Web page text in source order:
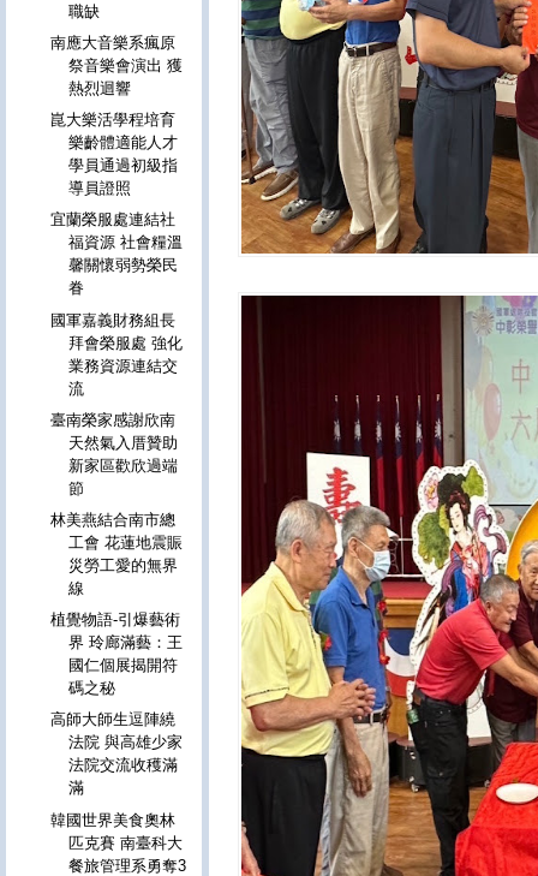
職缺
南應大音樂系瘋原
祭音樂會演出 獲
熱烈迴響
崑大樂活學程培育
樂齡體適能人才
學員通過初級指
導員證照
宜蘭榮服處連結社
福資源 社會糧溫
馨關懷弱勢榮民
眷
國軍嘉義財務組長
拜會榮服處 強化
業務資源連結交
流
臺南榮家感謝欣南
天然氣入厝贊助
新家區歡欣過端
節
林美燕結合南市總
工會 花蓮地震賑
災勞工愛的無界
線
植覺物語-引爆藝術
界 玲廊滿藝：王
國仁個展揭開符
碼之秘
高師大師生逗陣繞
法院 與高雄少家
法院交流收穫滿
滿
韓國世界美食奧林
匹克賽 南臺科大
餐旅管理系勇奪3